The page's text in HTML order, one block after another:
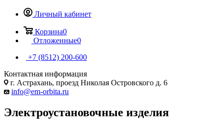
Личный кабинет
Корзина0
Отложенные0
+7 (8512) 200-600
Контактная информация
г. Астрахань, проезд Николая Островского д. 6
info@em-orbita.ru
Электроустановочные изделия